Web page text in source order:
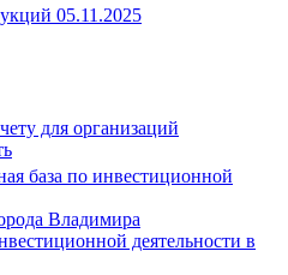
05.11.2025
для организаций
база по инвестиционной
Владимира
деятельности в